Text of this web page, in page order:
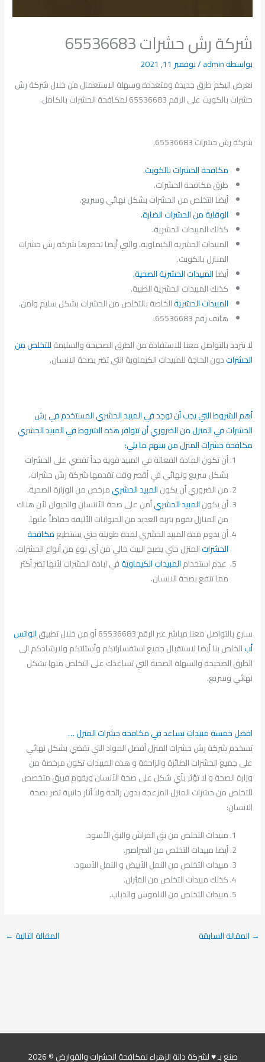
شركة رش حشرات 65536683
بواسطةadmin
/نوفمبر 11, 2021
نعرض اليكم طرق جديدة ومتعددة وسهلة الاستعمال من خلال شركة رش
حشرات بالكويت على الرقم 65536683 لمكافحة الحشرات بالكامل.
شركة رش حشرات 65536683.
مكافحة الحشرات بالكويت.
طرق مكافحة الحشرات.
أيضا التخلص من الحشرات بشكل نهائي وسريع.
الوقاية من الحشرات الضارة.
كذلك المبيدات الحشرية.
المبيدات الحشرية الكيماوية. والتي أيضا تحضرها شركة رش حشرات
المنازل بالكويت.
أيضاالمبيدات الحشرية الصحية.
كذلك المبيدات الحشرية الطبية.
المبيدات الحشريةالخاصة بالتخلص من الحشرات بشكل سليم وامن.
هاتف رقم 65536683.
لا تتردد بالتواصل معنا للاستفادة من الطرق الصحيحة والسليمةللتخلص من
الحشراتدون الحاجة للمبيدات الكيماوية التي تضر بصحة الانسان.
أهم الشروط التي يجب أن توجد في الميبد الحشري المستخدم في رش
الحشرات في المنزل من الضروري أن تتوافر هذه الشروط في المبيد الحشري
مكافحة حشرات المنزل من بينهم ما يلي:
أن تكون المادة الفعالة في المبيد قوية جداً تقضي على الحشرات
بشكل سريع ونهائي في أقصر وقت تقدمها شركة رش حشرات.
من الضروري أن يكونالمبيد الحشريمرخص من الوزارة الصحية.
أن يكونالمبيد الحشريأمن على صحة الأننسان والحيوان لأن هناك
من المنازل تقوم بتربة العديد من الحيوانات الأليفة حفاظاً عليها.
أن يدوم مدة المبيد الحشري لمدة طويلة حتي يستطيعمكافحة
الحشراتالمنزل حتي يصبح البيت خالي من أي نوع من أنواع الحشرات.
عدم استخدامالمبيدات الكيماويةفي ابادة الحشرات لأنها تضر أكثر
مما تنفع بصحة الانسان.
سارع بالتواصل معنا مباشر عبر الرقم 65536683 أو من خلال تطبيق
الواتس
أبالخاص بنا أيضا لاستقبال جميع استفساراتكم وأسئلتكم ولارشادكم الى
الطرق الصحيحة والسهلة الصحية التي تساعدك على التخلص منها بشكل
نهائي وسريع.
افضل خمسة مبيدات تساعد في مكافحة حشرات المنزل …
تسخدم شركة رش حشرات المنزل أفضل المواد التي تقضي بشكل نهائي
على جميع الحشرات الطائرة والزاحفة و هذه الميبدات تكون مرخصة من
وزارة الصحة و لا تؤثر بأي شكل على صحة الأنسان ويقوم فريق متخصص
للتخلص من حشرات المنزل المزعجة بدون رائحة ولا آثار جانبية تضر بصحة
الانسان:
مبيدات التخلص من بق الفراش والبق الأسود.
أيضا مبيدات التخلص من الصراصير.
مبيدات التخلص من النمل الأبيض و النمل الأسود.
كذلك مبيدات التخلص من الفئران.
مبيدات التخلص من الناموس والذباب.
→ المقالة السابقة المقالة التالية←
صنع بـ ♥ لشركة دانة الزهراء لمكافحة الحشرات والقوارض © 2026